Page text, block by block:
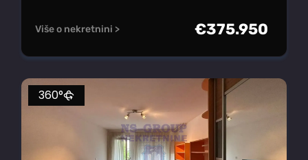
Više o nekretnini > €375.950
360°